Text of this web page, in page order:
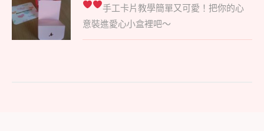
章
導
覽
post:
手工卡片教學簡單又可愛！把你的心
意裝進愛心小盒裡吧～